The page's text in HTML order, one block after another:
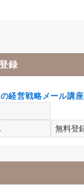
録
経営戦略メール講座